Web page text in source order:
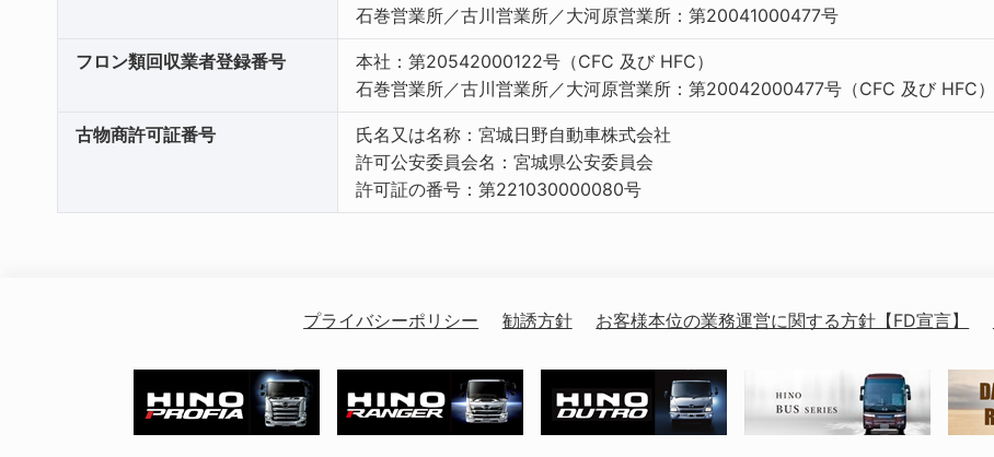
石巻営業所／古川営業所／大河原営業所：第20041000477号
フロン類回収業者登録番号
本社：第20542000122号（CFC 及び HFC）
石巻営業所／古川営業所／大河原営業所：第20042000477号（CFC 及び HFC）
古物商許可証番号
氏名又は名称：宮城日野自動車株式会社
許可公安委員会名：宮城県公安委員会
許可証の番号：第221030000080号
プライバシーポリシー 勧誘方針 お客様本位の業務運営に関する方針【FD宣言】